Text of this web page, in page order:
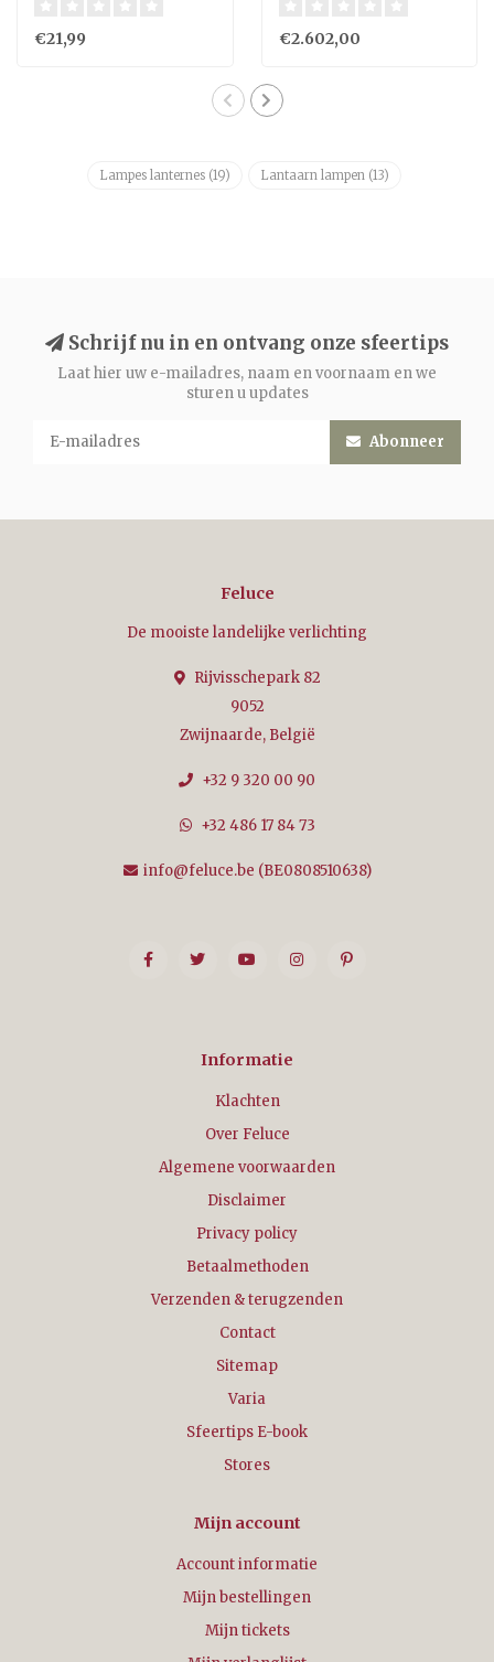
€21,99
€2.602,00
Lampes lanternes (19) Lantaarn lampen (13)
Schrijf nu in en ontvang onze sfeertips
Laat hier uw e-mailadres, naam en voornaam en we
sturen u updates
Abonneer
Feluce
De mooiste landelijke verlichting
Rijvisschepark 82
9052
Zwijnaarde, België
+32 9 320 00 90
+32 486 17 84 73
info@feluce.be (BE0808510638)
Informatie
Klachten
Over Feluce
Algemene voorwaarden
Disclaimer
Privacy policy
Betaalmethoden
Verzenden & terugzenden
Contact
Sitemap
Varia
Sfeertips E-book
Stores
Mijn account
Account informatie
Mijn bestellingen
Mijn tickets